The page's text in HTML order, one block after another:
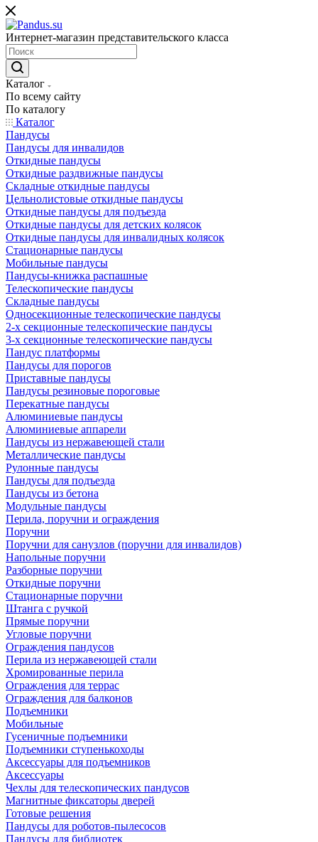
Интернет-магазин представительского класса
Каталог
По всему сайту
По каталогу
Каталог
Пандусы
Пандусы для инвалидов
Откидные пандусы
Откидные раздвижные пандусы
Складные откидные пандусы
Цельнолистовые откидные пандусы
Откидные пандусы для подъезда
Откидные пандусы для детских колясок
Откидные пандусы для инвалидных колясок
Стационарные пандусы
Мобильные пандусы
Пандусы-книжка распашные
Телескопические пандусы
Складные пандусы
Односекционные телескопические пандусы
2-х секционные телескопические пандусы
3-х секционные телескопические пандусы
Пандус платформы
Пандусы для порогов
Приставные пандусы
Пандусы резиновые пороговые
Перекатные пандусы
Алюминиевые пандусы
Алюминиевые аппарели
Пандусы из нержавеющей стали
Металлические пандусы
Рулонные пандусы
Пандусы для подъезда
Пандусы из бетона
Модульные пандусы
Перила, поручни и ограждения
Поручни
Поручни для санузлов (поручни для инвалидов)
Напольные поручни
Разборные поручни
Откидные поручни
Стационарные поручни
Штанга с ручкой
Прямые поручни
Угловые поручни
Ограждения пандусов
Перила из нержавеющей стали
Хромированные перила
Ограждения для террас
Ограждения для балконов
Подъемники
Мобильные
Гусеничные подъемники
Подъемники ступенькоходы
Аксессуары для подъемников
Аксессуары
Чехлы для телескопических пандусов
Магнитные фиксаторы дверей
Готовые решения
Пандусы для роботов-пылесосов
Пандусы для библиотек